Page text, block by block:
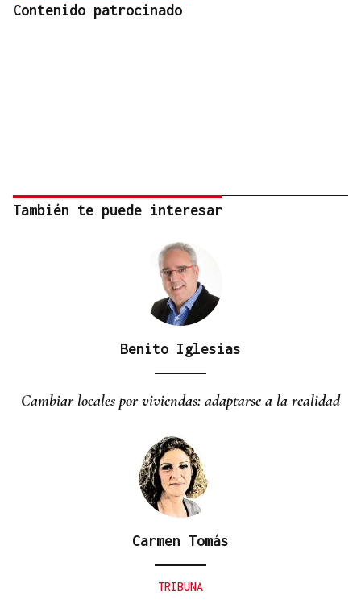
Contenido patrocinado
También te puede interesar
Benito Iglesias
Cambiar locales por viviendas: adaptarse a la realidad
Carmen Tomás
TRIBUNA